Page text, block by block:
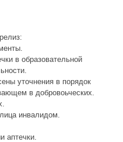
в образовательной
уточнения в порядок
в добровоьческих.
инвалидом.
аптечки.